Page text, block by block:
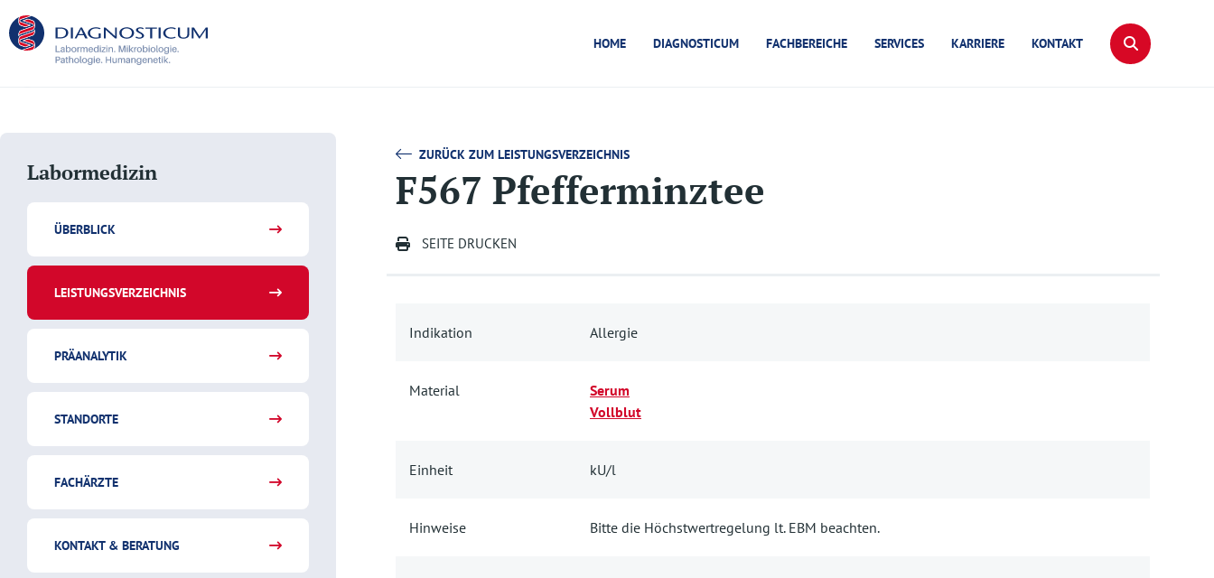
HOME DIAGNOSTICUM FACHBEREICHE SERVICES KARRIERE KONTAKT
Labormedizin
ÜBERBLICK
LEISTUNGSVERZEICHNIS
PRÄANALYTIK
STANDORTE
FACHÄRZTE
KONTAKT & BERATUNG
ZURÜCK ZUM LEISTUNGSVERZEICHNIS
F567 Pfefferminztee
SEITE DRUCKEN
Indikation Allergie
Material
Serum
Vollblut
Einheit kU/l
Hinweise Bitte die Höchstwertregelung lt. EBM beachten.